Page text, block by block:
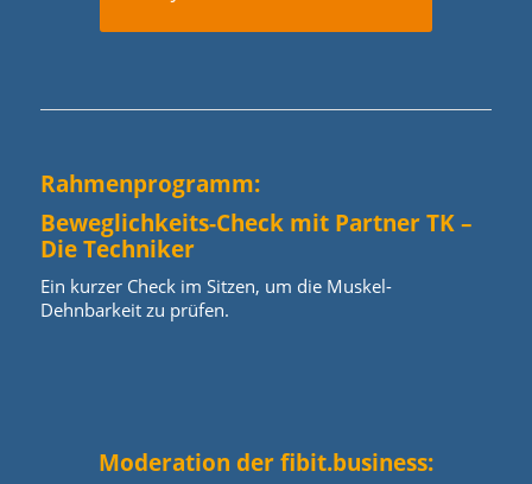
Rahmenprogramm:
Beweglichkeits-Check mit Partner TK –
Die Techniker
Ein kurzer Check im Sitzen, um die Muskel-
Dehnbarkeit zu prüfen.
Moderation der fibit.business: